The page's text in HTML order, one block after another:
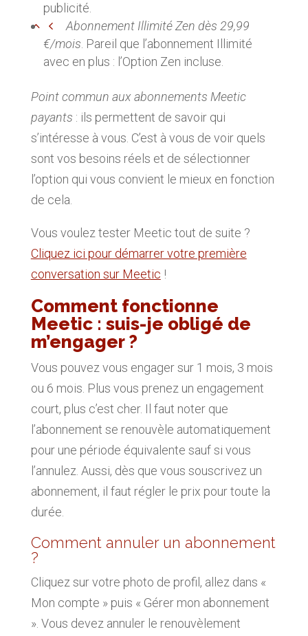
publicité.
Abonnement Illimité Zen dès 29,99
€/mois. Pareil que l’abonnement Illimité
avec en plus : l’Option Zen incluse.
Point commun aux abonnements Meetic
payants : ils permettent de savoir qui
s’intéresse à vous. C’est à vous de voir quels
sont vos besoins réels et de sélectionner
l’option qui vous convient le mieux en fonction
de cela.
Vous voulez tester Meetic tout de suite ?
Cliquez ici pour démarrer votre première
conversation sur Meetic !
Comment fonctionne
Meetic : suis-je obligé de
m’engager ?
Vous pouvez vous engager sur 1 mois, 3 mois
ou 6 mois. Plus vous prenez un engagement
court, plus c’est cher. Il faut noter que
l’abonnement se renouvèle automatiquement
pour une période équivalente sauf si vous
l’annulez. Aussi, dès que vous souscrivez un
abonnement, il faut régler le prix pour toute la
durée.
Comment annuler un abonnement
?
Cliquez sur votre photo de profil, allez dans «
Mon compte » puis « Gérer mon abonnement
». Vous devez annuler le renouvèlement